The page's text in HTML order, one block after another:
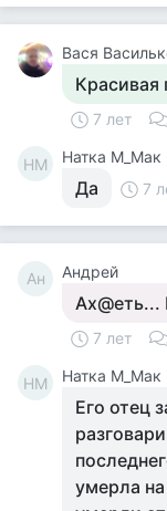
Вася
7 лет
НМ Натка М_Мак
Да 7
Ан Андрей
7 лет
НМ Натка М_Мак
Его отец
умерла